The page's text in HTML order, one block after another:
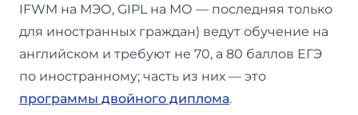
IFWM на МЭО, GIPL на МО — последняя только
для иностранных граждан) ведут обучение на
английском и требуют не 70, а 80 баллов ЕГЭ
по иностранному; часть из них — это
программы двойного диплома.